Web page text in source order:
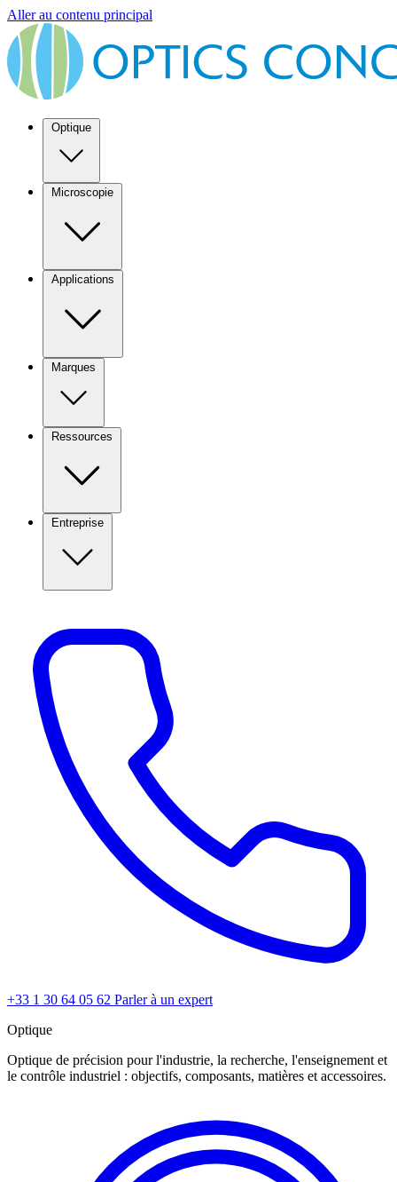
Aller au contenu principal
Optique
Microscopie
Applications
Marques
Ressources
Entreprise
+33 1 30 64 05 62 Parler à un expert
Optique
Optique de précision pour l'industrie, la recherche, l'enseignement et
le contrôle industriel : objectifs, composants, matières et accessoires.